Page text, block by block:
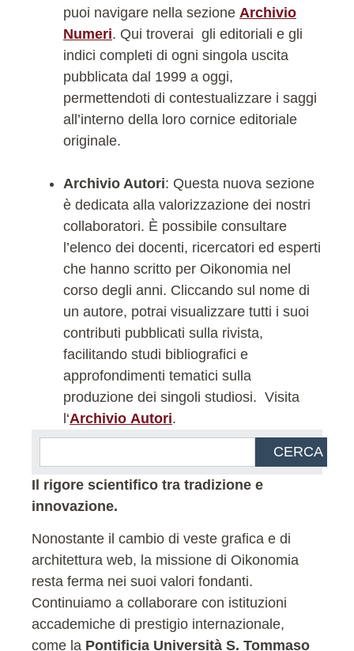
puoi navigare nella sezione Archivio
Numeri. Qui troverai gli editoriali e gli
indici completi di ogni singola uscita
pubblicata dal 1999 a oggi,
permettendoti di contestualizzare i saggi
all’interno della loro cornice editoriale
originale.
Archivio Autori: Questa nuova sezione
è dedicata alla valorizzazione dei nostri
collaboratori. È possibile consultare
l’elenco dei docenti, ricercatori ed esperti
che hanno scritto per Oikonomia nel
corso degli anni. Cliccando sul nome di
un autore, potrai visualizzare tutti i suoi
contributi pubblicati sulla rivista,
facilitando studi bibliografici e
approfondimenti tematici sulla
produzione dei singoli studiosi. Visita
l‘Archivio Autori.
CERCA
Il rigore scientifico tra tradizione e
innovazione.
Nonostante il cambio di veste grafica e di
architettura web, la missione di Oikonomia
resta ferma nei suoi valori fondanti.
Continuiamo a collaborare con istituzioni
accademiche di prestigio internazionale,
come la Pontificia Università S. Tommaso